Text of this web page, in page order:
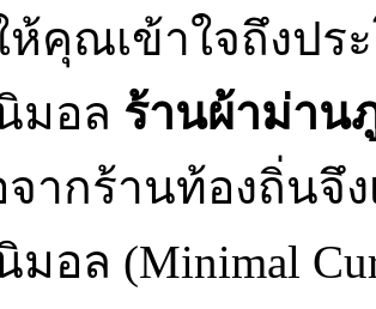
ห้คุณเข้าใจถึงปร
มอล ร้านผ้าม่าน
จากร้านท้องถิ่นจึ
มอล (Minimal